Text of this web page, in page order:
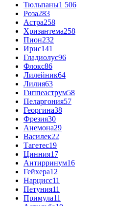
Тюльпаны1 506
Роза283
Астра258
Хризантема258
Пион232
Ирис141
Гладиолус96
Флокс86
Лилейник64
Лилия63
Гиппеаструм58
Пеларгония57
Георгина38
Фрезия30
Анемона29
Василек22
Тагетес19
Цинния17
Антирринум16
Гейхера12
Нарцисс11
Петуния11
Примула11